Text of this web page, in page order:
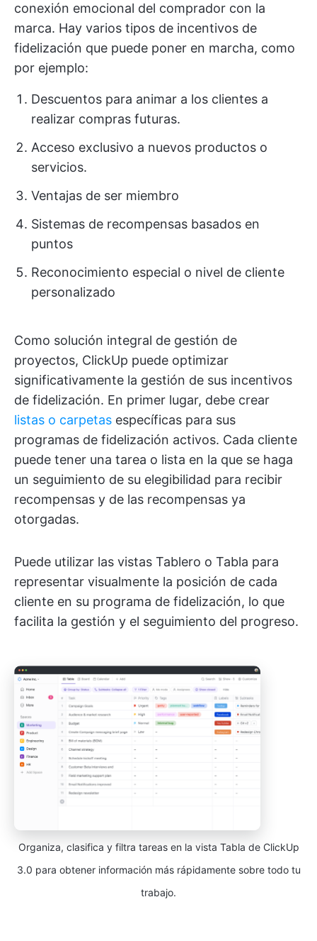
conexión emocional del comprador con la
marca. Hay varios tipos de incentivos de
fidelización que puede poner en marcha, como
por ejemplo:
Descuentos para animar a los clientes a
realizar compras futuras.
Acceso exclusivo a nuevos productos o
servicios.
Ventajas de ser miembro
Sistemas de recompensas basados en
puntos
Reconocimiento especial o nivel de cliente
personalizado
Como solución integral de gestión de
proyectos, ClickUp puede optimizar
significativamente la gestión de sus incentivos
de fidelización. En primer lugar, debe crear
listas o carpetas específicas para sus
programas de fidelización activos. Cada cliente
puede tener una tarea o lista en la que se haga
un seguimiento de su elegibilidad para recibir
recompensas y de las recompensas ya
otorgadas.
Puede utilizar las vistas Tablero o Tabla para
representar visualmente la posición de cada
cliente en su programa de fidelización, lo que
facilita la gestión y el seguimiento del progreso.
Organiza, clasifica y filtra tareas en la vista Tabla de ClickUp
3.0 para obtener información más rápidamente sobre todo tu
trabajo.